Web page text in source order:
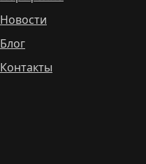
Новости
Блог
Контакты